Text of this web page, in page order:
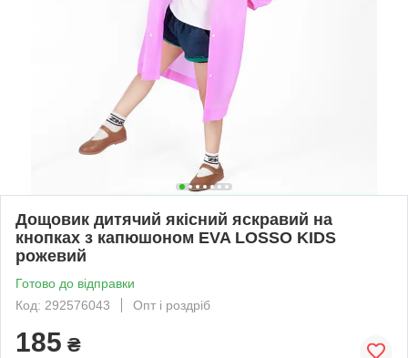
Дощовик дитячий якісний яскравий на
кнопках з капюшоном EVA LOSSO KIDS
рожевий
Готово до відправки
Код: 292576043
Опт і роздріб
185 ₴